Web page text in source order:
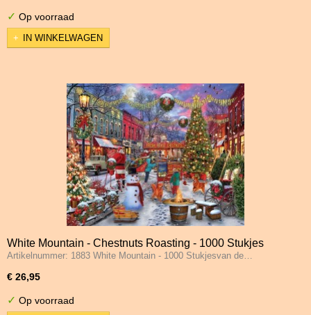
✓ Op voorraad
IN WINKELWAGEN
White Mountain - Chestnuts Roasting - 1000 Stukjes
Artikelnummer: 1883 White Mountain - 1000 Stukjesvan de…
€ 26,95
✓ Op voorraad